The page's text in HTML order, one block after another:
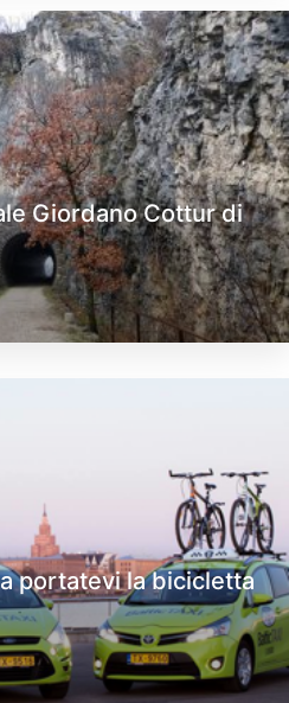
Giordano Cottur di
portatevi la bicicletta